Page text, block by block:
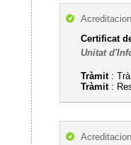
Certificat
Unitat
Tràmit:
Tràmit: